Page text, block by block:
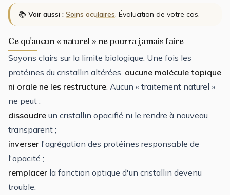
📚 Voir aussi : Soins oculaires. Évaluation de votre cas.
Ce qu'aucun « naturel » ne pourra jamais faire
Soyons clairs sur la limite biologique. Une fois les
protéines du cristallin altérées, aucune molécule topique
ni orale ne les restructure . Aucun « traitement naturel »
ne peut :
dissoudre un cristallin opacifié ni le rendre à nouveau
transparent ;
inverser l'agrégation des protéines responsable de
l'opacité ;
remplacer la fonction optique d'un cristallin devenu
trouble.